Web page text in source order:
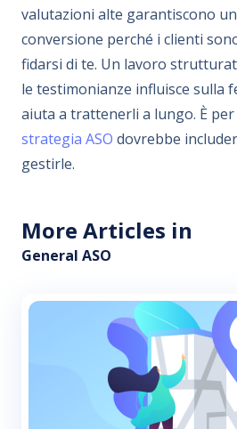
valutazioni alte garantiscono
conversione perché i clienti
fidarsi di te. Un lavoro
le testimonianze influisce sulla
aiuta a trattenerli a lungo. È
strategia ASO dovrebbe
gestirle.
More Articles in
General ASO